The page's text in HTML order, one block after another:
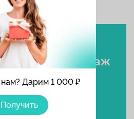
Дарим 1 000 ₽
Получить
эндокринолога.
лечебный массаж
время